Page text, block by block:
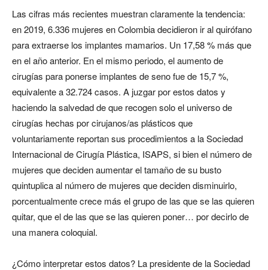
Las cifras más recientes muestran claramente la tendencia:
en 2019, 6.336 mujeres en Colombia decidieron ir al quirófano
para extraerse los implantes mamarios. Un 17,58 % más que
en el año anterior. En el mismo periodo, el aumento de
cirugías para ponerse implantes de seno fue de 15,7 %,
equivalente a 32.724 casos. A juzgar por estos datos y
haciendo la salvedad de que recogen solo el universo de
cirugías hechas por cirujanos/as plásticos que
voluntariamente reportan sus procedimientos a la Sociedad
Internacional de Cirugía Plástica, ISAPS, si bien el número de
mujeres que deciden aumentar el tamaño de su busto
quintuplica al número de mujeres que deciden disminuirlo,
porcentualmente crece más el grupo de las que se las quieren
quitar, que el de las que se las quieren poner… por decirlo de
una manera coloquial.
¿Cómo interpretar estos datos? La presidente de la Sociedad